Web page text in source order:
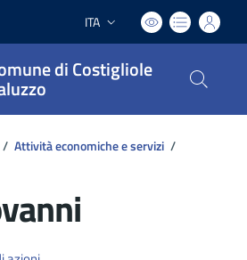
Lingua attiva:
ITA
di Costigliole
/ Attività economiche e servizi /